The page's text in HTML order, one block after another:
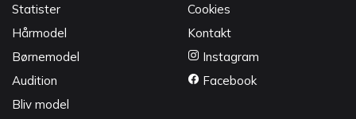
Statister
Hårmodel
Børnemodel
Audition
Bliv model
Cookies
Kontakt
Instagram
Facebook